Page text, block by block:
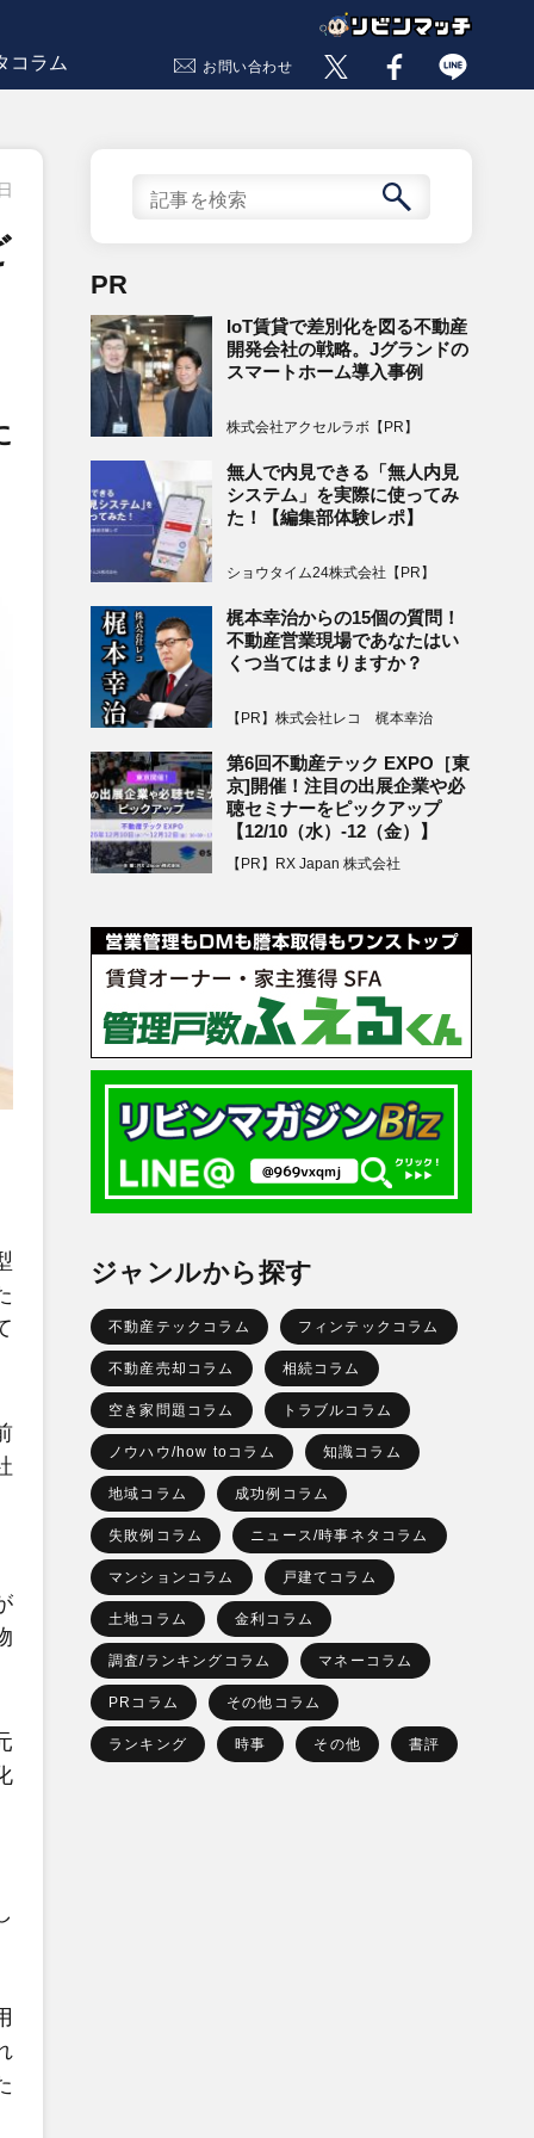
コラム お問い合わせ
PR
IoT賃貸で差別化を図る不動産
開発会社の戦略。Jグランドの
スマートホーム導入事例
株式会社アクセルラボ【PR】
無人で内見できる「無人内見
システム」を実際に使ってみ
た！【編集部体験レポ】
ショウタイム24株式会社【PR】
梶本幸治からの15個の質問！
不動産営業現場であなたはい
くつ当てはまりますか？
【PR】株式会社レコ 梶本幸治
第6回不動産テック EXPO［東
京]開催！注目の出展企業や必
聴セミナーをピックアップ
【12/10（水）-12（金）】
【PR】RX Japan 株式会社
ジャンルから探す
不動産テックコラム フィンテックコラム
不動産売却コラム 相続コラム
空き家問題コラム トラブルコラム
ノウハウ/how toコラム 知識コラム
地域コラム 成功例コラム
失敗例コラム ニュース/時事ネタコラム
マンションコラム 戸建てコラム
土地コラム 金利コラム
調査/ランキングコラム マネーコラム
PRコラム その他コラム
ランキング 時事 その他 書評